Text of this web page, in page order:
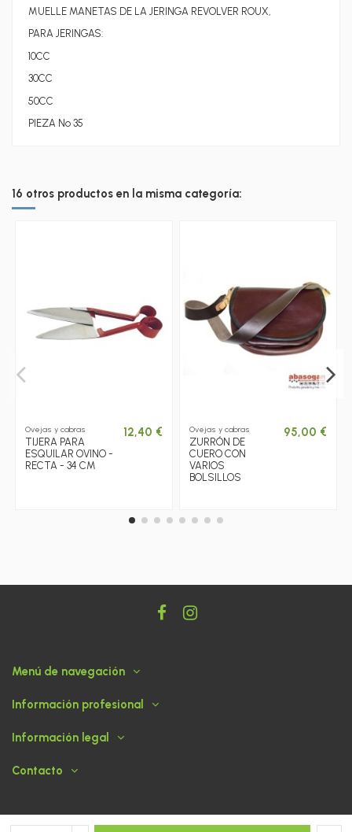
MUELLE MANETAS DE LA JERINGA REVOLVER ROUX,
PARA JERINGAS:
10CC
30CC
50CC
PIEZA Nº 35
16 otros productos en la misma categoría:
Ovejas y cabras
TIJERA PARA
ESQUILAR OVINO -
RECTA - 34 CM
12,40 € Ovejas y cabras
ZURRÓN DE
CUERO CON
VARIOS
BOLSILLOS
95,00 €
Menú de navegación
Información profesional
Información legal
Contacto